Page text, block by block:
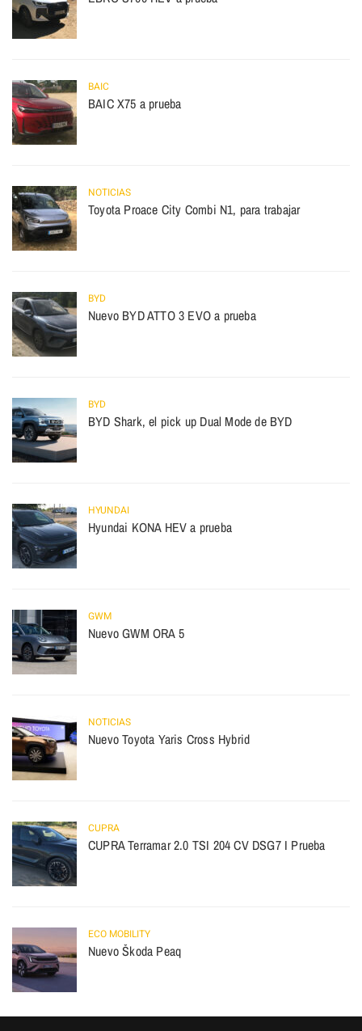
BAIC
BAIC X75 a prueba
NOTICIAS
Toyota Proace City Combi N1, para trabajar
BYD
Nuevo BYD ATTO 3 EVO a prueba
BYD
BYD Shark, el pick up Dual Mode de BYD
HYUNDAI
Hyundai KONA HEV a prueba
GWM
Nuevo GWM ORA 5
NOTICIAS
Nuevo Toyota Yaris Cross Hybrid
CUPRA
CUPRA Terramar 2.0 TSI 204 CV DSG7 I Prueba
ECO MOBILITY
Nuevo Škoda Peaq